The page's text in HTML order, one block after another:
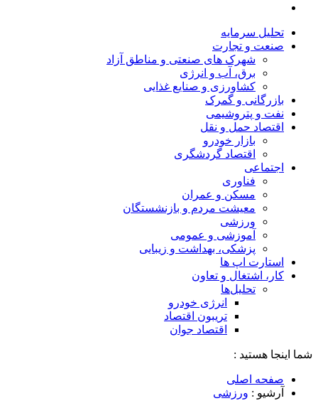
تحلیل‌ سرمایه
صنعت و تجارت
شهرک های صنعتی و مناطق آزاد
برق، آب و انرژی
کشاورزی و صنایع غذایی
بازرگانی و گمرک
نفت و پتروشیمی
اقتصاد حمل و نقل
بازار خودرو
اقتصاد گردشگری
اجتماعی
فناوری
مسکن و عمران
معیشت مردم و بازنشستگان
ورزشی
آموزشی و عمومی
پزشکی، بهداشت و زیبایی
استارت اپ ها
کار، اشتغال و تعاون
تحلیل‌ها
انرژی خودرو
تریبون اقتصاد
اقتصاد جوان
شما اینجا هستید :
صفحه اصلی
آرشیو : ورزشی